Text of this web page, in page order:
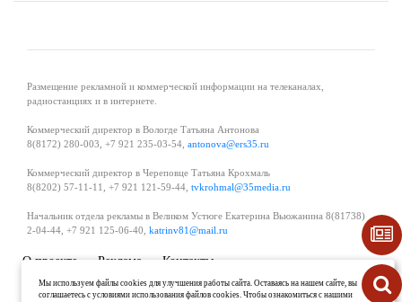
Размещение рекламной и коммерческой информации на телеканалах,
радиостанциях и в интернете.
Коммерческий директор в Вологде Татьяна Антонова
8(8172) 280-003, +7 921 235-03-54, antonova@ers35.ru
Коммерческий директор в Череповце Татьяна Крохмаль
8(8202) 57-11-11, +7 921 121-59-44, tvkrohmal@35media.ru
Начальник отдела рекламы в Великом Устюге Екатерина Вьюжанина 8(81738)
2-04-44, +7 921 125-06-40, katrinv81@mail.ru
О проекте Реклама
Контакты
Политика в области обработки и защиты персональных данных
Мы используем файлы cookies для улучшения работы сайта. Оставаясь на нашем сайте, вы
соглашаетесь с условиями использования файлов cookies. Чтобы ознакомиться с нашими